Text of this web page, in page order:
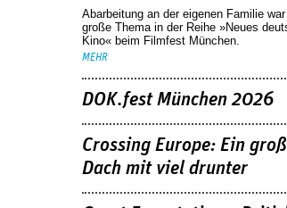
Abarbeitung an der eigenen Familie
große Thema in der Reihe »Neues
Kino« beim Filmfest München.
MEHR
DOK.fest München 2026
Crossing Europe: Ein
Dach mit viel drunter